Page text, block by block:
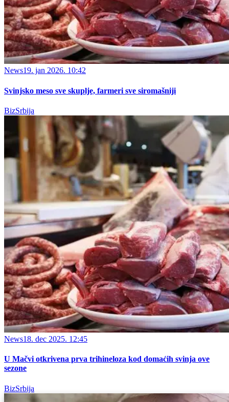
News19. jan 2026. 10:42
Svinjsko meso sve skuplјe, farmeri sve siromašniji
BizSrbija
News18. dec 2025. 12:45
U Mačvi otkrivena prva trihineloza kod domaćih svinja ove
sezone
BizSrbija